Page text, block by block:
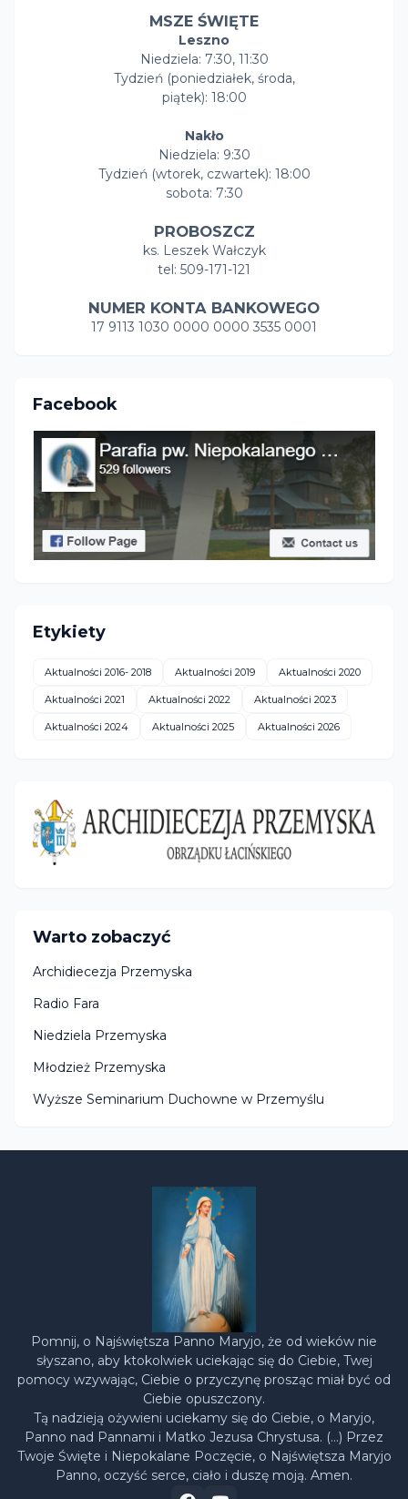
MSZE ŚWIĘTE
Leszno
Niedziela: 7:30, 11:30
Tydzień (poniedziałek, środa,
piątek): 18:00
Nakło
Niedziela: 9:30
Tydzień (wtorek, czwartek): 18:00
sobota: 7:30
PROBOSZCZ
ks. Leszek Wałczyk
tel: 509-171-121
NUMER KONTA BANKOWEGO
17 9113 1030 0000 0000 3535 0001
Facebook
Etykiety
Aktualności 2016- 2018 Aktualności 2019 Aktualności 2020
Aktualności 2021 Aktualności 2022 Aktualności 2023
Aktualności 2024 Aktualności 2025 Aktualności 2026
Warto zobaczyć
Archidiecezja Przemyska
Radio Fara
Niedziela Przemyska
Młodzież Przemyska
Wyższe Seminarium Duchowne w Przemyślu
Pomnij, o Najświętsza Panno Maryjo, że od wieków nie
słyszano, aby ktokolwiek uciekając się do Ciebie, Twej
pomocy wzywając, Ciebie o przyczynę prosząc miał być od
Ciebie opuszczony.
Tą nadzieją ożywieni uciekamy się do Ciebie, o Maryjo,
Panno nad Pannami i Matko Jezusa Chrystusa. (…) Przez
Twoje Święte i Niepokalane Poczęcie, o Najświętsza Maryjo
Panno, oczyść serce, ciało i duszę moją. Amen.